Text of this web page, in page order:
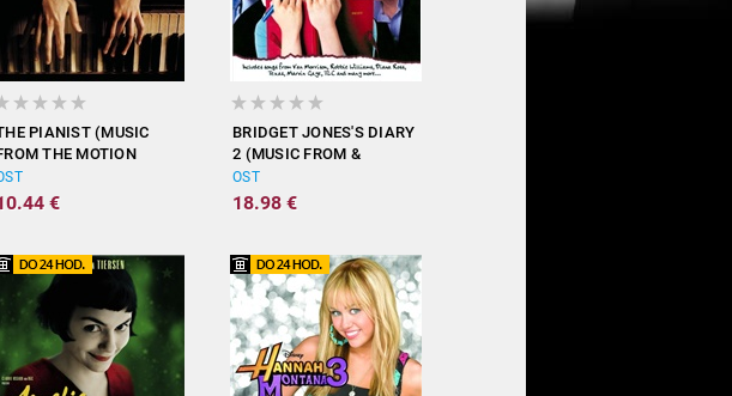
PIANIST (MUSIC
THE MOTION
€
BRIDGET JONES'S DIARY
2 (MUSIC FROM &
INSPIRED BY THE
MOTION PICTURE)
OST
18.98 €